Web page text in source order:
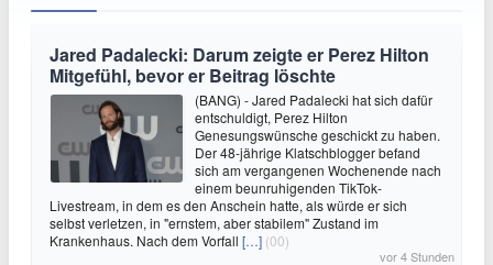
Jared Padalecki: Darum zeigte er Perez Hilton
Mitgefühl, bevor er Beitrag löschte
(BANG) - Jared Padalecki hat sich dafür
entschuldigt, Perez Hilton
Genesungswünsche geschickt zu haben.
Der 48-jährige Klatschblogger befand
sich am vergangenen Wochenende nach
einem beunruhigenden TikTok-
Livestream, in dem es den Anschein hatte, als würde er sich
selbst verletzen, in "ernstem, aber stabilem" Zustand im
Krankenhaus. Nach dem Vorfall […] (00)
vor 4 Stunden